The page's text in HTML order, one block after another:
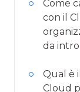
Come
con il
da
Qual è
Cloud